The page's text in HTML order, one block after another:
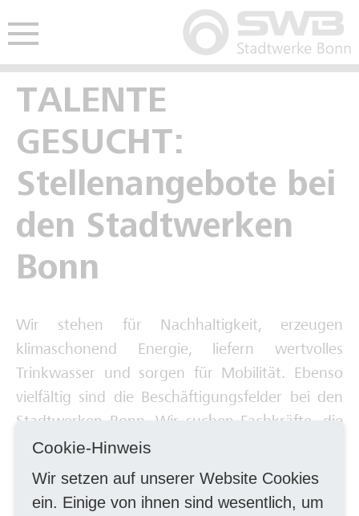
öffnen
Freie Ausbildungsplätze
Kaufmännische Ausbildung
Gewerblich-technische Ausbildung
Deine Zukunft im Video
Interviews Auszubildende
Deine Ausbilderinnen und Ausbilder
Freie Stellen
Interviews Fachkräfte
Spannende Berufe im Video
Studentisches Praktikum
Werkstudium
Hauptmenü öffnen
TALENTE
GESUCHT:
Stellenangebote bei
den Stadtwerken
Bonn
Wir stehen für Nachhaltigkeit, erzeugen
klimaschonend Energie, liefern wertvolles
Trinkwasser und sorgen für Mobilität. Ebenso
vielfältig sind die Beschäftigungsfelder bei den
Stadtwerken Bonn. Wir suchen Fachkräfte, die
innovativ denken und fortschrittlich
handeln.
Werden Sie Teil unseres
Unternehmens!
Cookie-Hinweis
Wir setzen auf unserer Website Cookies
ein. Einige von ihnen sind wesentlich, um